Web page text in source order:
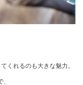
くれるのも大きな魅力。